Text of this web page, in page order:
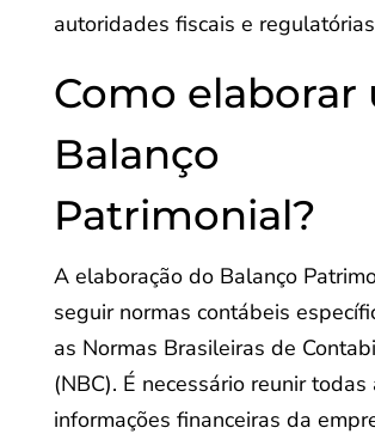
autoridades fiscais e
Como elaborar
Balanço
Patrimonial?
A elaboração do Balanço
seguir normas contábeis
as Normas Brasileiras de
(NBC). É necessário reunir todas
informações financeiras da